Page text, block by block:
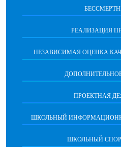
РЕАЛИЗАЦИЯ
НЕЗАВИСИМАЯ ОЦЕНКА
ПРОЕКТНАЯ
ШКОЛЬНЫЙ
ШКОЛЬНЫЙ